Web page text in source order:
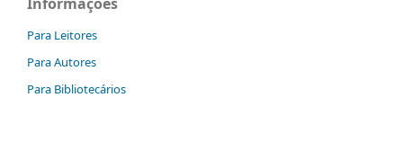
Para Leitores
Para Autores
Para Bibliotecários